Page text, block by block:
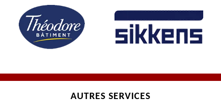
AUTRES SERVICES